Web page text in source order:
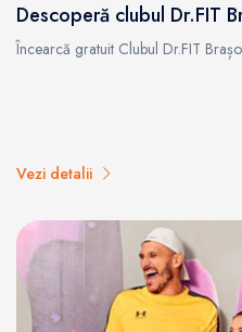
Descoperă clubul Dr.FIT
Încearcă gratuit Clubul Dr.FIT
Vezi detalii